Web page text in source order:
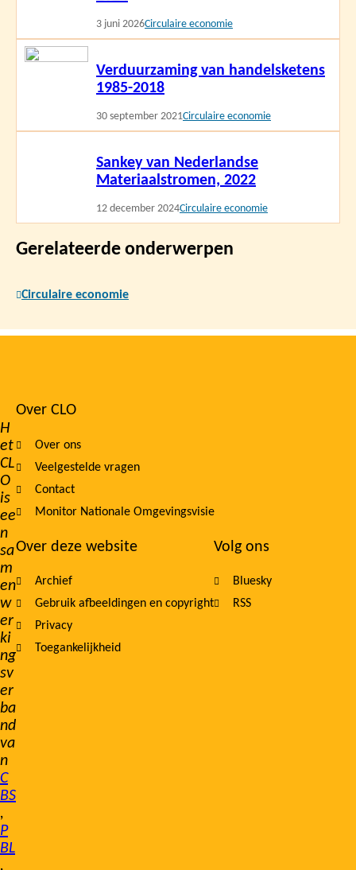
3 juni 2026Circulaire economie
Verduurzaming van handelsketens
1985-2018
30 september 2021Circulaire economie
Lees
Sankey van Nederlandse
Materiaalstromen, 2022
12 december 2024Circulaire economie
Gerelateerde onderwerpen
Circulaire economie
H
et
CL
O
is
ee
n
sa
m
en
w
er
ki
ng
sv
er
ba
nd
va
n
C
BS
,
P
BL
,
Footer
navigation
Over CLO
Over ons
Veelgestelde vragen
Contact
Monitor Nationale Omgevingsvisie
Over deze website
Archief
Gebruik afbeeldingen en copyright
Privacy
Toegankelijkheid
Volg ons
Bluesky
RSS